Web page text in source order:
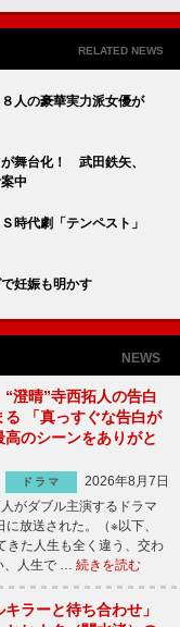
RELATED NEWS
人の豪華実力派女優が
舞台化！ 武田鉄矢、
中
時代劇「テンペスト」
妊娠も明かす
NEWS
“澄晴”寺西拓人の告白
る 「真っすぐな告白が
のシーンをありがと
ドラマ
2026年8月7日
がダブル主演するドラマ
放送された。（※以下、
た人生も全く違う、交わ
、人生で … 続きを読む
キラーと待ち合わせ」